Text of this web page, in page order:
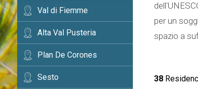
Val di Fiemme
Alta Val Pusteria
Plan De Corones
Sesto
per un
spazio a
38